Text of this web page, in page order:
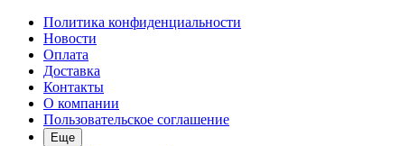
Политика конфиденциальности
Новости
Оплата
Доставка
Контакты
О компании
Пользовательское соглашение
Еще